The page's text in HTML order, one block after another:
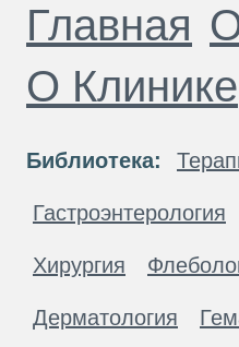
Главная
О Клинике
Библиотека:
Гастроэнтерология
Хирургия
Дерматология